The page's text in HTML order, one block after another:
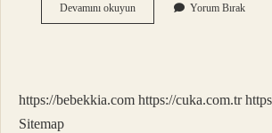
Devamını okuyunCok
Çelişki
Yorum Bırak
https://bebekkia.com https://cuka.com.tr
Sitemap